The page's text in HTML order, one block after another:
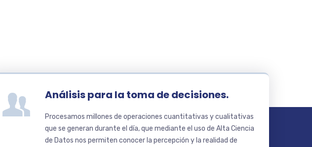
Análisis para la toma de decisiones.
Procesamos millones de operaciones cuantitativas y cualitativas
que se generan durante el día, que mediante el uso de Alta Ciencia
de Datos nos permiten conocer la percepción y la realidad de